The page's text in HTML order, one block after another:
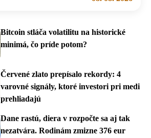
Bitcoin stláča volatilitu na historické
minimá, čo príde potom?
Červené zlato prepísalo rekordy: 4
varovné signály, ktoré investori pri medi
prehliadajú
Dane rastú, diera v rozpočte sa aj tak
nezatvára. Rodinám zmizne 376 eur